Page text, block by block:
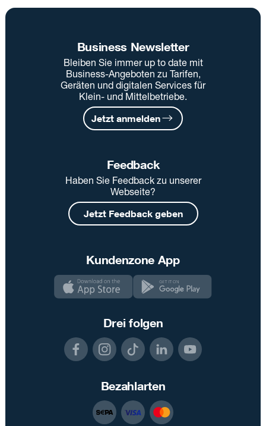
Business Newsletter
Bleiben Sie immer up to date mit
Business-Angeboten zu Tarifen,
Geräten und digitalen Services für
Klein- und Mittelbetriebe.
Jetzt anmelden
Feedback
Haben Sie Feedback zu unserer
Webseite?
Jetzt Feedback geben
Kundenzone App
Drei folgen
Bezahlarten